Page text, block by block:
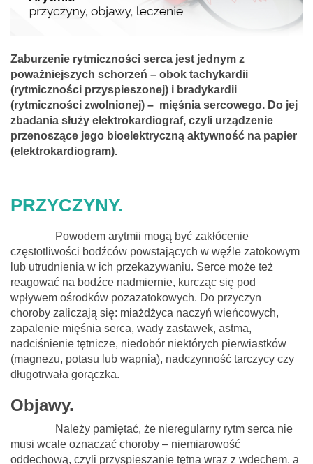
Zaburzenie rytmiczności serca jest jednym z
poważniejszych schorzeń – obok tachykardii
(rytmiczności przyspieszonej) i bradykardii
(rytmiczności zwolnionej) – mięśnia sercowego. Do jej
zbadania służy elektrokardiograf, czyli urządzenie
przenoszące jego bioelektryczną aktywność na papier
(elektrokardiogram).
PRZYCZYNY.
Powodem arytmii mogą być zakłócenie
częstotliwości bodźców powstających w węźle zatokowym
lub utrudnienia w ich przekazywaniu. Serce może też
reagować na bodźce nadmiernie, kurcząc się pod
wpływem ośrodków pozazatokowych. Do przyczyn
choroby zaliczają się: miażdżyca naczyń wieńcowych,
zapalenie mięśnia serca, wady zastawek, astma,
nadciśnienie tętnicze, niedobór niektórych pierwiastków
(magnezu, potasu lub wapnia), nadczynność tarczycy czy
długotrwała gorączka.
Objawy.
Należy pamiętać, że nieregularny rytm serca nie
musi wcale oznaczać choroby – niemiarowość
oddechową, czyli przyspieszanie tętna wraz z wdechem, a